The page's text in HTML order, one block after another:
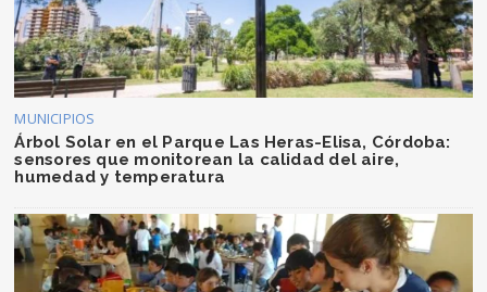
MUNICIPIOS
Árbol Solar en el Parque Las Heras-Elisa, Córdoba:
sensores que monitorean la calidad del aire,
humedad y temperatura